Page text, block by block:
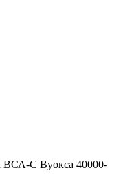
ВСА-С Вуокса 40000-